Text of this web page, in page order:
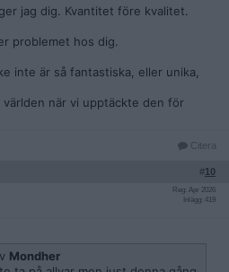
är lite smartare än andra men
jag pratar om en layer som jag
jag är så trött efter att ha skrivit
jag får be om att få återkomma.
jag dig. Kvantitet före kvalitet.
problemet hos dig.
inte är så fantastiska, eller unika,
när vi upptäckte den för
Citera
#10
Reg: Apr 2026
Inlägg: 419
Mondher